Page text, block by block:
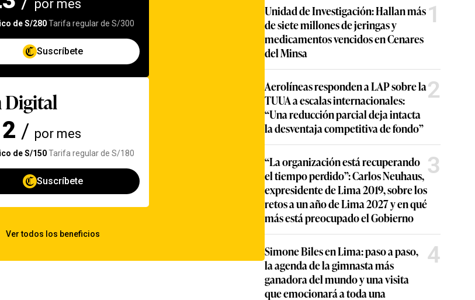
Unidad de Investigación: Hallan más
de siete millones de jeringas y
medicamentos vencidos en Cenares
del Minsa
1
Aerolíneas responden a LAP sobre la
TUUA a escalas internacionales:
“Una reducción parcial deja intacta
la desventaja competitiva de fondo”
2
“La organización está recuperando
el tiempo perdido”: Carlos Neuhaus,
expresidente de Lima 2019, sobre los
retos a un año de Lima 2027 y en qué
más está preocupado el Gobierno
3
Simone Biles en Lima: paso a paso,
la agenda de la gimnasta más
ganadora del mundo y una visita
que emocionará a toda una
4